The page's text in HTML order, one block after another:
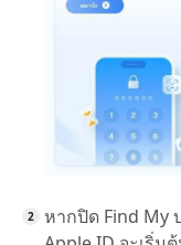
หากปิด Find My